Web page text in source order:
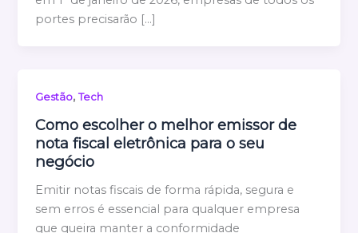
portes precisarão […]
Gestão,Tech
Como escolher o melhor emissor de
nota fiscal eletrônica para o seu
negócio
Emitir notas fiscais de forma rápida, segura e
sem erros é essencial para qualquer empresa
que queira manter a conformidade